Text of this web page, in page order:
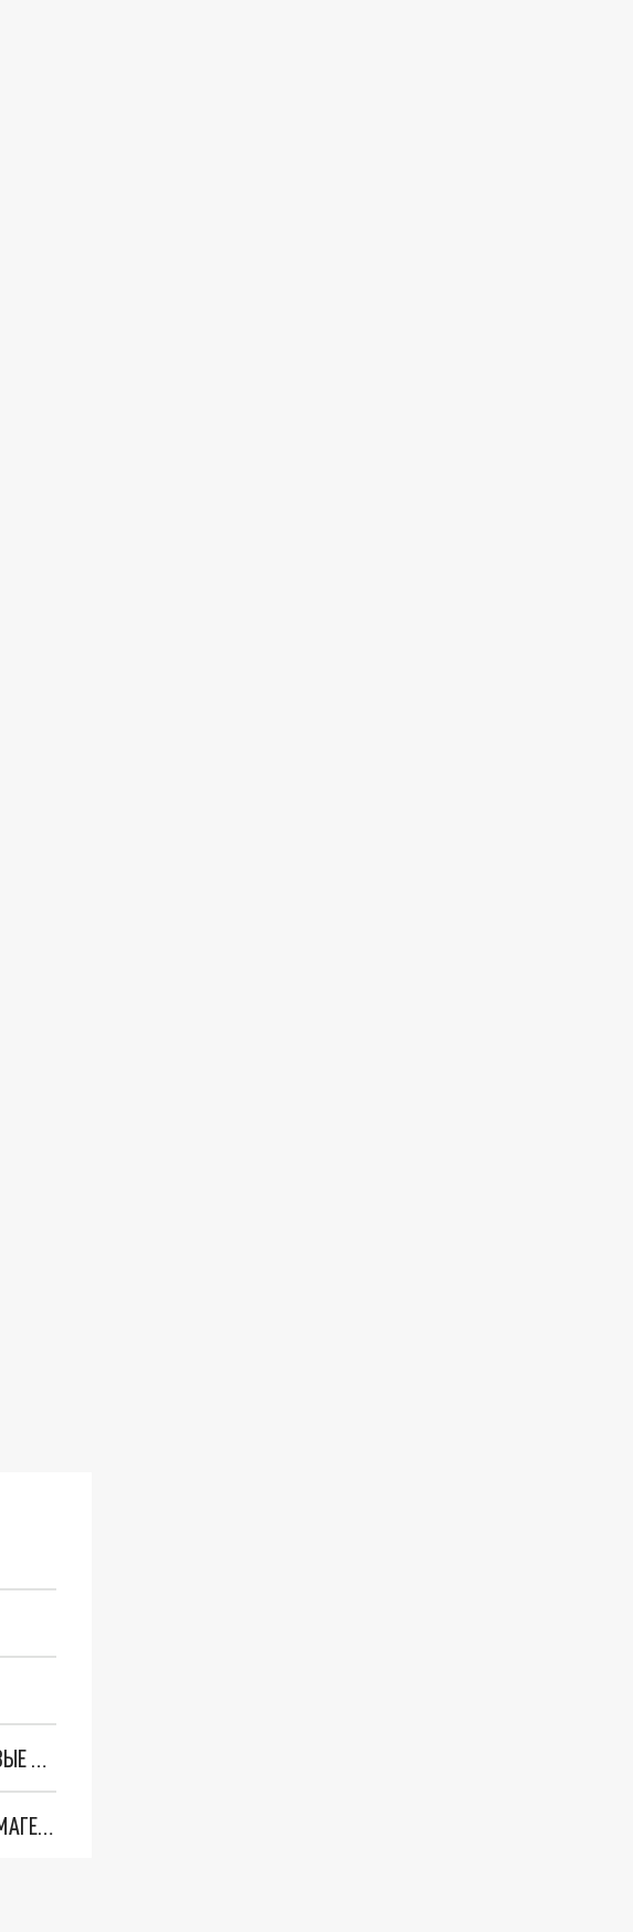
"ОЧЕНЬ ПЛОХИЕ НОВОСТИ": БОЛЬШАЯ ОШИБКА PALANTIR В РОССИИ. СТРАНЫ НАТО ВПЕРВЫЕ ЗА СВО ОСТАНОВИЛИ ПОСТАВКИ ОРУЖИЯ. ВСУ ТЕРЯЮТ ПРИГРАНИЧЬЕ?
ТРИ ГЛАВНЫХ ИНСАЙДА ОБ СВО. ОТМЕНА МОБИЛИЗАЦИИ И ВОЗВРАЩЕНИЕ "ГЕНЕРАЛА АРМАГЕДДОНА"? ОТЛИЧНЫЕ НОВОСТИ, КОТОРЫЕ ЖДАЛИ ВСЕ